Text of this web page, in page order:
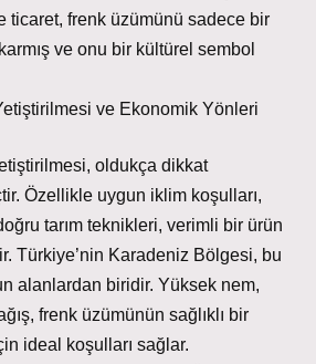
ticaret, frenk üzümünü sadece bir
ve onu bir kültürel sembol
ve Ekonomik Yönleri
oldukça dikkat
Özellikle uygun iklim koşulları,
tarım teknikleri, verimli bir ürün
Türkiye’nin Karadeniz Bölgesi, bu
alanlardan biridir. Yüksek nem,
frenk üzümünün sağlıklı bir
ideal koşulları sağlar.